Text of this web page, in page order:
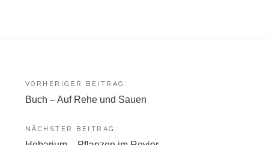
Beitragsnavigation
VORHERIGER BEITRAG:
Buch – Auf Rehe und Sauen
NÄCHSTER BEITRAG: